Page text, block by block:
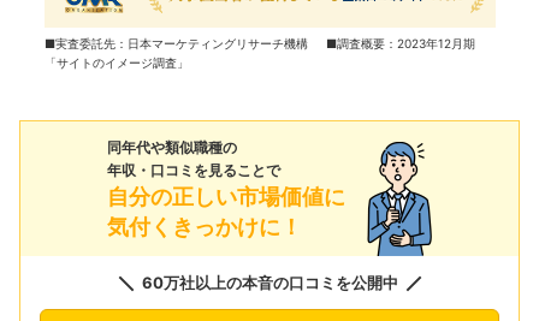
■実査委託先：日本マーケティングリサーチ機構 ■調査概要：2023年12月期
「サイトのイメージ調査」
同年代や類似職種の
年収・口コミを見ることで
自分の正しい市場価値に
気付くきっかけに！
60万社以上の本音の口コミを公開中